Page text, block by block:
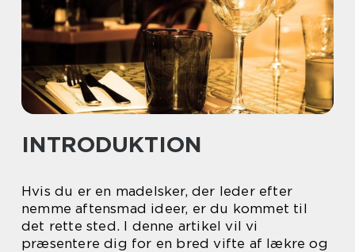
INTRODUKTION
Hvis du er en madelsker, der leder efter
nemme aftensmad ideer, er du kommet til
det rette sted. I denne artikel vil vi
præsentere dig for en bred vifte af lækre og